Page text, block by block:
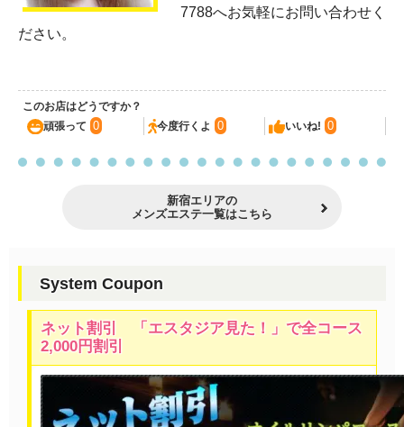
7788へお気軽にお問い合わせく
ださい。
このお店はどうですか？
頑張って 0 今度行くよ 0 いいね! 0
新宿エリアの
メンズエステ一覧はこちら
System Coupon
ネット割引 「エスタジア見た！」で全コース
2,000円割引